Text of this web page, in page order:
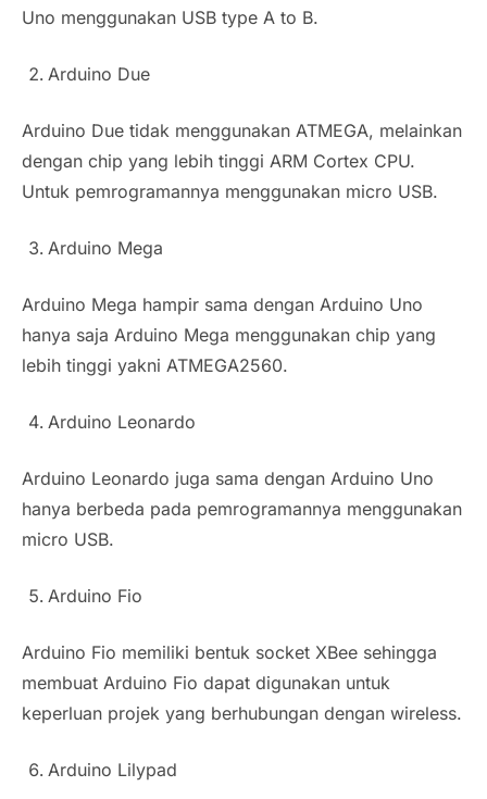
Uno menggunakan USB type A to B.
Arduino Due
Arduino Due tidak menggunakan ATMEGA, melainkan
dengan chip yang lebih tinggi ARM Cortex CPU.
Untuk pemrogramannya menggunakan micro USB.
Arduino Mega
Arduino Mega hampir sama dengan Arduino Uno
hanya saja Arduino Mega menggunakan chip yang
lebih tinggi yakni ATMEGA2560.
Arduino Leonardo
Arduino Leonardo juga sama dengan Arduino Uno
hanya berbeda pada pemrogramannya menggunakan
micro USB.
Arduino Fio
Arduino Fio memiliki bentuk socket XBee sehingga
membuat Arduino Fio dapat digunakan untuk
keperluan projek yang berhubungan dengan wireless.
Arduino Lilypad